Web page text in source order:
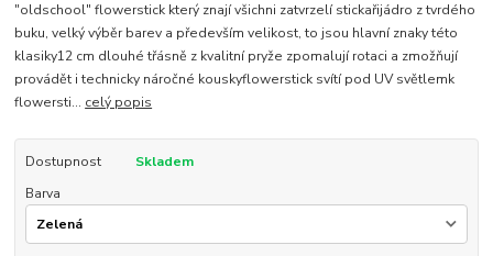
"oldschool" flowerstick který znají všichni zatvrzelí stickařijádro z tvrdého
buku, velký výběr barev a především velikost, to jsou hlavní znaky této
klasiky12 cm dlouhé třásně z kvalitní pryže zpomalují rotaci a zmožňují
provádět i technicky náročné kouskyflowerstick svítí pod UV světlemk
flowersti... celý popis
Dostupnost
Skladem
Barva